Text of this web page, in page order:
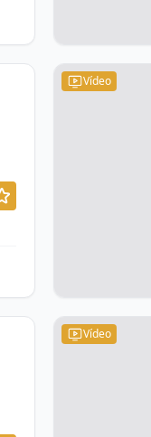
Vídeo
Vídeo